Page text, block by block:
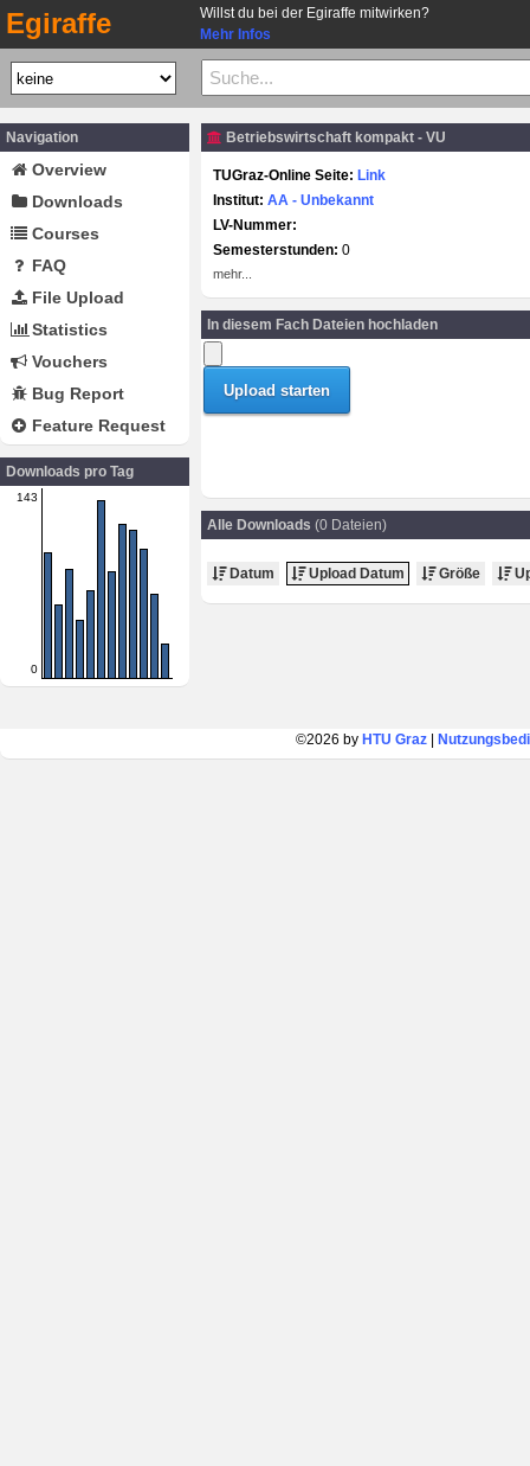
Egiraffe
Willst du bei der Egiraffe mitwirken?
Mehr Infos
Navigation
Overview
Downloads
Courses
FAQ
File Upload
Statistics
Vouchers
Bug Report
Feature Request
Downloads pro Tag
143
0
Betriebswirtschaft kompakt - VU
TUGraz-Online Seite: Link
Institut: AA - Unbekannt
LV-Nummer:
Semesterstunden: 0
mehr...
In diesem Fach Dateien hochladen
Alle Downloads (0 Dateien)
Datum Upload Datum Größe
©2026 by HTU Graz|